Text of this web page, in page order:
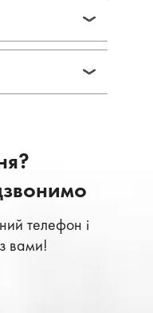
телефон і
вами!